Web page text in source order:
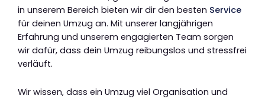
in unserem Bereich bieten wir dir den besten Service
für deinen Umzug an. Mit unserer langjährigen
Erfahrung und unserem engagierten Team sorgen
wir dafür, dass dein Umzug reibungslos und stressfrei
verläuft.
Wir wissen, dass ein Umzug viel Organisation und